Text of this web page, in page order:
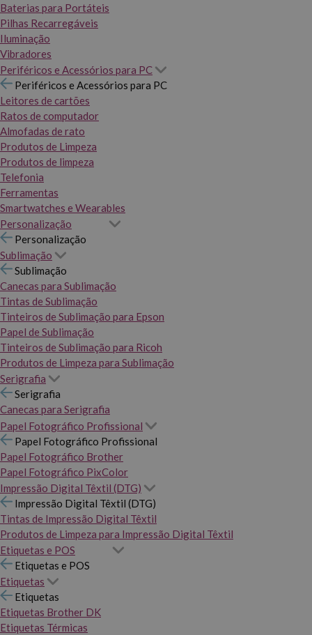
Baterias para Portáteis
Pilhas Recarregáveis
Iluminação
Vibradores
Periféricos e Acessórios para PC
Periféricos e Acessórios para PC
Leitores de cartões
Ratos de computador
Almofadas de rato
Produtos de Limpeza
Produtos de limpeza
Telefonia
Ferramentas
Smartwatches e Wearables
Personalização
Personalização
Sublimação
Sublimação
Canecas para Sublimação
Tintas de Sublimação
Tinteiros de Sublimação para Epson
Papel de Sublimação
Tinteiros de Sublimação para Ricoh
Produtos de Limpeza para Sublimação
Serigrafia
Serigrafia
Canecas para Serigrafia
Papel Fotográfico Profissional
Papel Fotográfico Profissional
Papel Fotográfico Brother
Papel Fotográfico PixColor
Impressão Digital Têxtil (DTG)
Impressão Digital Têxtil (DTG)
Tintas de Impressão Digital Têxtil
Produtos de Limpeza para Impressão Digital Têxtil
Etiquetas e POS
Etiquetas e POS
Etiquetas
Etiquetas
Etiquetas Brother DK
Etiquetas Térmicas